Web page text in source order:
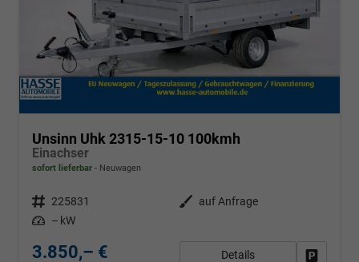
Unsinn Uhk 2315-15-10 100kmh
Einachser
sofort lieferbar Neuwagen
Fahrzeugnr. 225831 Außenfarbe
auf Anfrage
Leistung – kW
3.850,– € Details